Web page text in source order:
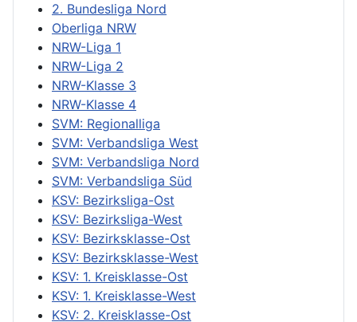
2. Bundesliga Nord
Oberliga NRW
NRW-Liga 1
NRW-Liga 2
NRW-Klasse 3
NRW-Klasse 4
SVM: Regionalliga
SVM: Verbandsliga West
SVM: Verbandsliga Nord
SVM: Verbandsliga Süd
KSV: Bezirksliga-Ost
KSV: Bezirksliga-West
KSV: Bezirksklasse-Ost
KSV: Bezirksklasse-West
KSV: 1. Kreisklasse-Ost
KSV: 1. Kreisklasse-West
KSV: 2. Kreisklasse-Ost